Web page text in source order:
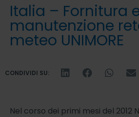
Italia – Fornitura
manutenzione
meteo UNIMORE
CONDIVIDI SU:
Nel corso dei primi mesi del 2012